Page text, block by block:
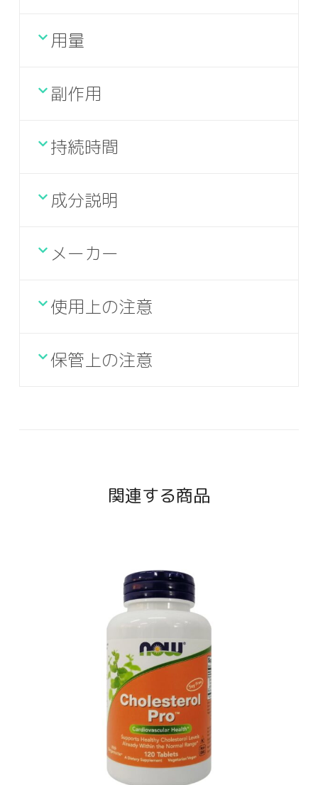
用量
副作用
持続時間
成分説明
メーカー
使用上の注意
保管上の注意
関連する商品